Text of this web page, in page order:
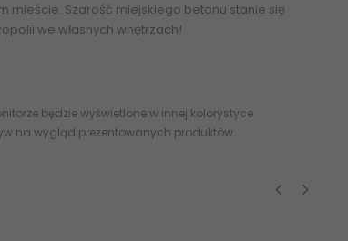
mieście. Szarość miejskiego betonu stanie się
we własnych wnętrzach!
będzie wyświetlone w innej kolorystyce.
na wygląd prezentowanych produktów.